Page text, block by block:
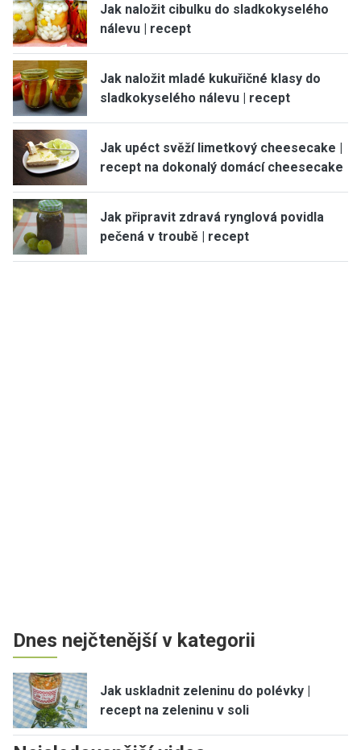
Jak naložit cibulku do sladkokyselého
nálevu | recept
Jak naložit mladé kukuřičné klasy do
sladkokyselého nálevu | recept
Jak upéct svěží limetkový cheesecake |
recept na dokonalý domácí cheesecake
Jak připravit zdravá rynglová povidla
pečená v troubě | recept
Dnes nejčtenější v kategorii
Jak uskladnit zeleninu do polévky |
recept na zeleninu v soli